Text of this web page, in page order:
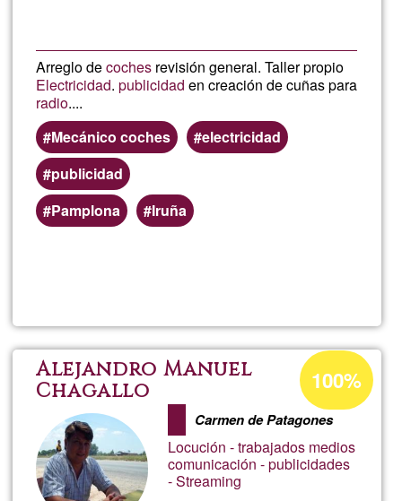
Arreglo decoches revisión general. Taller propio
Electricidad.publicidad en creación de cuñas para
radio....
Mecánico coches
electricidad
publicidad
Pamplona
Iruña
Iokin
erviti
cipiti
Alejandro Manuel
Chagallo
Carmen de Patagones
Locución - trabajados medios
comunicación - publicidades
- Streaming
Porcentaje
de
aceptación
G1
100%